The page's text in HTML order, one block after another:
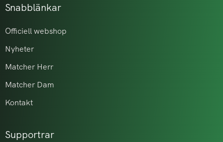
Snabblänkar
Officiell webshop
Nyheter
Matcher Herr
Matcher Dam
Kontakt
Supportrar